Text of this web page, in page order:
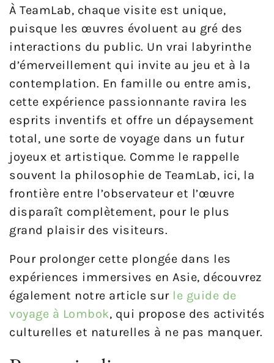
À TeamLab, chaque visite est unique,
puisque les œuvres évoluent au gré des
interactions du public. Un vrai labyrinthe
d’émerveillement qui invite au jeu et à la
contemplation. En famille ou entre amis,
cette expérience passionnante ravira les
esprits inventifs et offre un dépaysement
total, une sorte de voyage dans un futur
joyeux et artistique. Comme le rappelle
souvent la philosophie de TeamLab, ici, la
frontière entre l’observateur et l’œuvre
disparaît complètement, pour le plus
grand plaisir des visiteurs.
Pour prolonger cette plongée dans les
expériences immersives en Asie, découvrez
également notre article sur le guide de
voyage à Lombok, qui propose des activités
culturelles et naturelles à ne pas manquer.